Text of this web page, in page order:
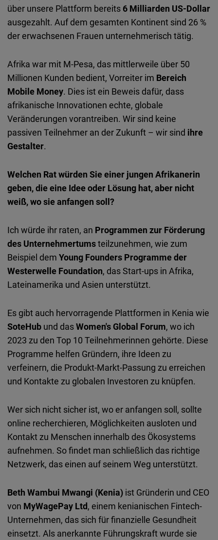
über unsere Plattform bereits 6 Milliarden US-Dollar
ausgezahlt. Auf dem gesamten Kontinent sind 26 %
der erwachsenen Frauen unternehmerisch tätig.
Afrika war mit M-Pesa, das mittlerweile über 50
Millionen Kunden bedient, Vorreiter im Bereich
Mobile Money. Dies ist ein Beweis dafür, dass
afrikanische Innovationen echte, globale
Veränderungen vorantreiben. Wir sind keine
passiven Teilnehmer an der Zukunft – wir sind ihre
Gestalter.
Welchen Rat würden Sie einer jungen Afrikanerin
geben, die eine Idee oder Lösung hat, aber nicht
weiß, wo sie anfangen soll?
Ich würde ihr raten, an Programmen zur Förderung
des Unternehmertumsteilzunehmen, wie zum
Beispiel dem Young Founders Programme der
Westerwelle Foundation, das Start-ups in Afrika,
Lateinamerika und Asien unterstützt.
Es gibt auch hervorragende Plattformen in Kenia wie
SoteHub und dasWomen's Global Forum, wo ich
2023 zu den Top 10 Teilnehmerinnen gehörte. Diese
Programme helfen Gründern, ihre Ideen zu
verfeinern, die Produkt-Markt-Passung zu erreichen
und Kontakte zu globalen Investoren zu knüpfen.
Wer sich nicht sicher ist, wo er anfangen soll, sollte
online recherchieren, Möglichkeiten ausloten und
Kontakt zu Menschen innerhalb des Ökosystems
aufnehmen. So findet man schließlich das richtige
Netzwerk, das einen auf seinem Weg unterstützt.
Beth Wambui Mwangi (Kenia) ist Gründerin und CEO
von MyWagePay Ltd, einem kenianischen Fintech-
Unternehmen, das sich für finanzielle Gesundheit
einsetzt. Als anerkannte Führungskraft wurde sie